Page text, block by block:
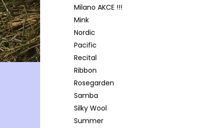
Milano AKCE !!!
Mink
Nordic
Pacific
Recital
Ribbon
Rosegarden
Samba
Silky Wool
Summer